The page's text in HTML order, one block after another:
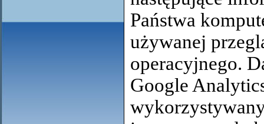
Państwa
używanej
operacyjnego.
Google